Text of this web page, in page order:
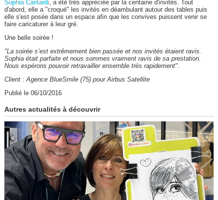
Sophia Cantardi , a été très appréciée par la centaine d'invités. Tout
d'abord, elle a "croqué" les invités en déambulant autour des tables puis
elle s'est posée dans un espace afin que les convives puissent venir se
faire caricaturer à leur gré.
Une belle soirée !
"La soirée s’est extrêmement bien passée et nos invités étaient ravis.
Sophia était parfaite et nous sommes vraiment ravis de sa prestation.
Nous espérons pouvoir retravailler ensemble très rapidement".
Client : Agence BlueSmile (75) pour Airbus Satellite
Publié le 06/10/2016
Autres actualités à découvrir